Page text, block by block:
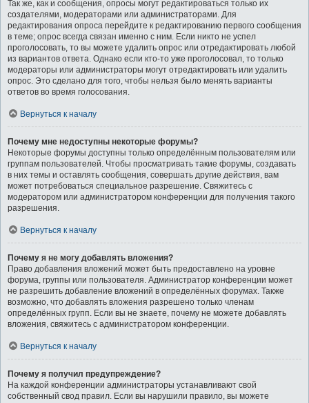
Так же, как и сообщения, опросы могут редактироваться только их
создателями, модераторами или администраторами. Для
редактирования опроса перейдите к редактированию первого сообщения
в теме; опрос всегда связан именно с ним. Если никто не успел
проголосовать, то вы можете удалить опрос или отредактировать любой
из вариантов ответа. Однако если кто-то уже проголосовал, то только
модераторы или администраторы могут отредактировать или удалить
опрос. Это сделано для того, чтобы нельзя было менять варианты
ответов во время голосования.
Вернуться к началу
Почему мне недоступны некоторые форумы?
Некоторые форумы доступны только определённым пользователям или
группам пользователей. Чтобы просматривать такие форумы, создавать
в них темы и оставлять сообщения, совершать другие действия, вам
может потребоваться специальное разрешение. Свяжитесь с
модератором или администратором конференции для получения такого
разрешения.
Вернуться к началу
Почему я не могу добавлять вложения?
Право добавления вложений может быть предоставлено на уровне
форума, группы или пользователя. Администратор конференции может
не разрешить добавление вложений в определённых форумах. Также
возможно, что добавлять вложения разрешено только членам
определённых групп. Если вы не знаете, почему не можете добавлять
вложения, свяжитесь с администратором конференции.
Вернуться к началу
Почему я получил предупреждение?
На каждой конференции администраторы устанавливают свой
собственный свод правил. Если вы нарушили правило, вы можете